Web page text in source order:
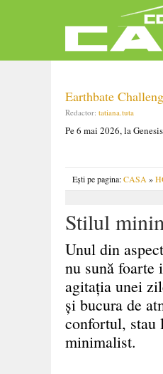
Earthbate
Redactor: tatiana.tuta
Pe 6 mai 2026, la
Ești pe pagina:CASA »
Stilul
Unul din
nu sună foarte
agitația unei
și bucura de
confortul, stau
minimalist.